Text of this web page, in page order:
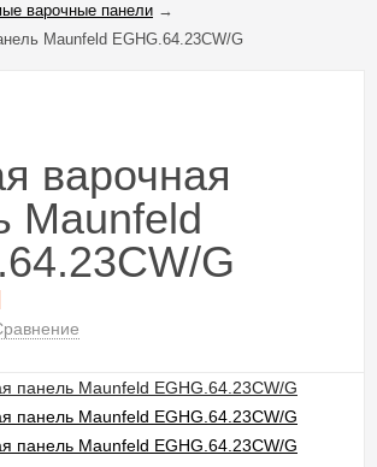
варочные панели →
Maunfeld EGHG.64.23CW/G
варочная
Maunfeld
G